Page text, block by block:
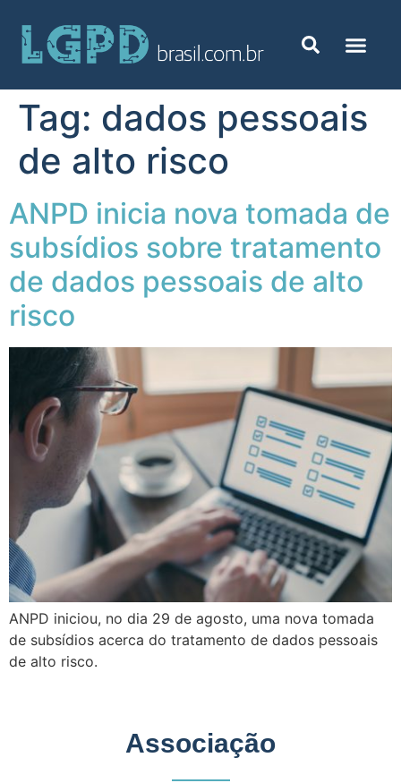
Tag: dados pessoais
de alto risco
ANPD inicia nova tomada de
subsídios sobre tratamento
de dados pessoais de alto
risco
ANPD iniciou, no dia 29 de agosto, uma nova tomada
de subsídios acerca do tratamento de dados pessoais
de alto risco.
Associação